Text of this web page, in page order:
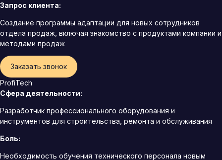
Запрос клиента:
Создание программы адаптации для новых сотрудников
отдела продаж, включая знакомство с продуктами компании и
методами продаж
Заказать звонок
ProfiTech
Сфера деятельности:
Разработчик профессионального оборудования и
инструментов для строительства, ремонта и обслуживания
Боль:
Необходимость обучения технического персонала новым